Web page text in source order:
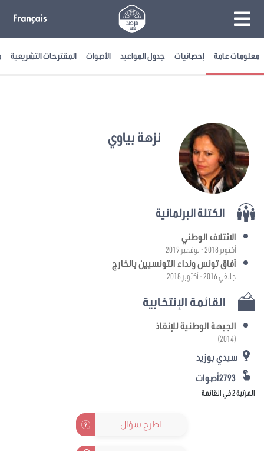
معلومات عامة إحصائيات جدول المواعيد الأصوات المقترحات التشريعية
نزهة بياوي
الكتلة البرلمانية
الائتلاف الوطني
أكتوبر 2018 - نوفمبر 2019
آفاق تونس ونداء التونسيين بالخارج
جانفي 2016 - أكتوبر 2018
القائمة الإنتخابية
الجبهة الوطنية للإنقاذ
(2014)
سيدي بوزيد
المرتبة 2 في القائمة
اطرح سؤال